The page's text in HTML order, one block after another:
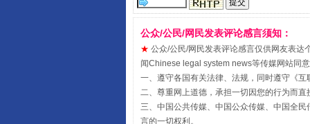
受贿1.44亿！段成刚被判无期
公众/公民/网民发表评论感言须知：
★ 公众/公民/网民发表评论感言仅供网友表
闻Chinese legal system news等传媒网站同
一、遵守各国有关法律、法规，同时遵守《互
二、尊重网上道德，承担一切因您的行为而
三、中国公共传媒、中国公众传媒、中国全
言的一切权利。